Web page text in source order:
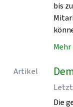
bis
Artikel
Die